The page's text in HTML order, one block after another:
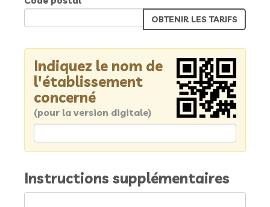
Indiquez le nom de
l'établissement
concerné
(pour la version digitale)
Instructions supplémentaires